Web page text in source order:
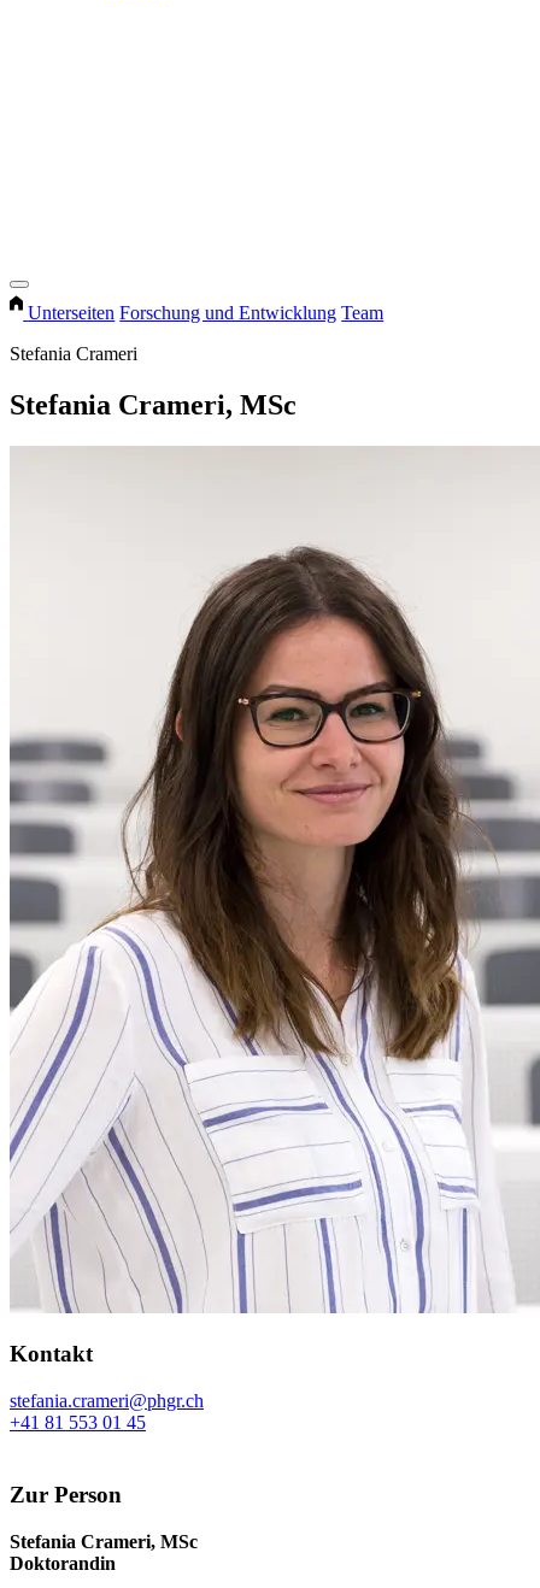
Unterseiten Forschung und Entwicklung Team
Stefania Crameri
Stefania Crameri, MSc
Kontakt
stefania.crameri@phgr.ch
+41 81 553 01 45
Zur Person
Stefania Crameri, MSc
Doktorandin